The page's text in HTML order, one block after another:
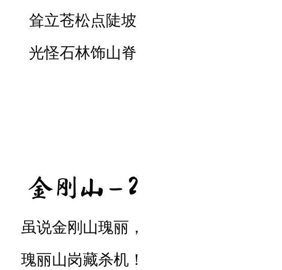
耸立苍松点陡坡
光怪石林饰山脊
金刚山 – 2
虽说金刚山瑰丽，
瑰丽山岗藏杀机！